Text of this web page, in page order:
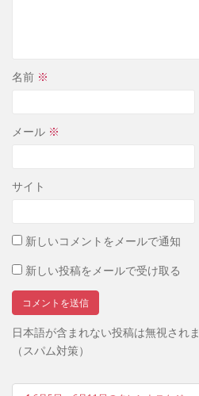
名前 ※
メール ※
サイト
新しいコメントをメールで通知
新しい投稿をメールで受け取る
日本語が含まれない投稿は無視され
（スパム対策）